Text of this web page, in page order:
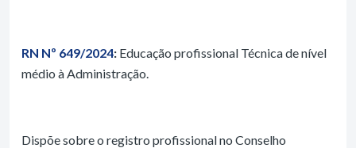
RN Nº 649/2024: Educação profissional Técnica de nível
médio à Administração.
Dispõe sobre o registro profissional no Conselho